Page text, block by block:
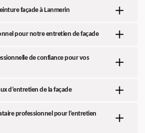
façade à Lanmerin
pour notre entretien de façade
de confiance pour vos
d’entretien de la façade
professionnel pour l’entretien